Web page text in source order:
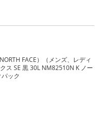
FACE）（メンズ、レディ
ス SE 黒 30L NM82510N K ノー
ック